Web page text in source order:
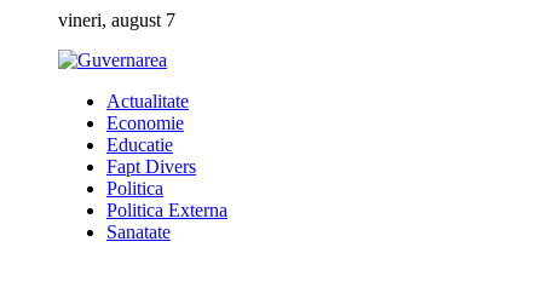
content
vineri, august 7
Actualitate
Economie
Educatie
Fapt Divers
Politica
Politica Externa
Sanatate